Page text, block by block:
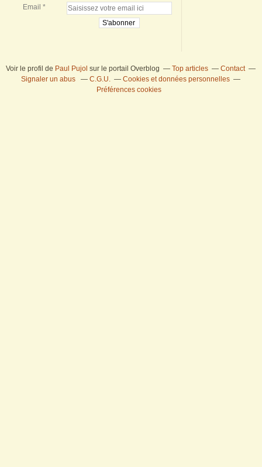
Email
Voir le profil de Paul Pujol sur le portail Overblog Top articles
Contact
Signaler un abus
C.G.U.
Cookies et données personnelles
Préférences cookies